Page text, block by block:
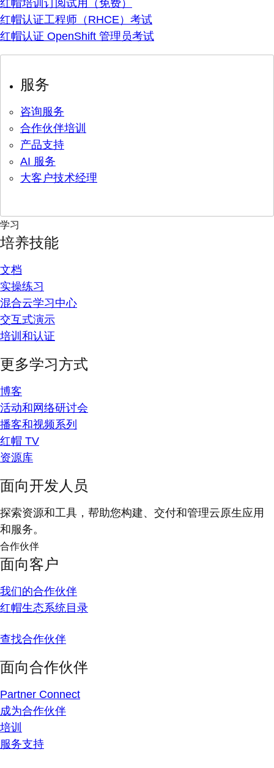
红帽培训订阅试用（免费）
红帽认证工程师（RHCE）考试
红帽认证 OpenShift 管理员考试
服务
咨询服务
合作伙伴培训
产品支持
AI 服务
大客户技术经理
学习
培养技能
文档
实操练习
混合云学习中心
交互式演示
培训和认证
更多学习方式
博客
活动和网络研讨会
播客和视频系列
红帽 TV
资源库
面向开发人员
探索资源和工具，帮助您构建、交付和管理云原生应用
和服务。
合作伙伴
面向客户
我们的合作伙伴
红帽生态系统目录
查找合作伙伴
面向合作伙伴
Partner Connect
成为合作伙伴
培训
服务支持